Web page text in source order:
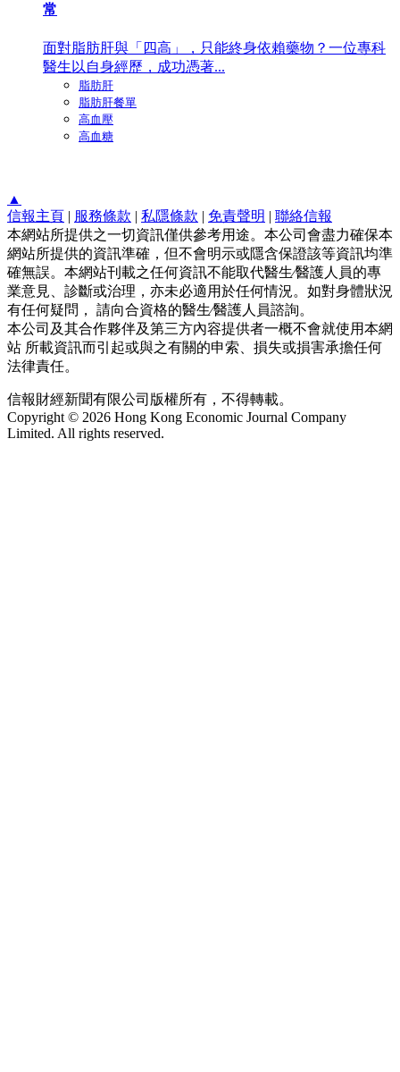
常
面對脂肪肝與「四高」，只能終身依賴藥物？一位專科
醫生以自身經歷，成功憑著...
脂肪肝
脂肪肝餐單
高血壓
高血糖
▲
信報主頁 | 服務條款 | 私隱條款 | 免責聲明 | 聯絡信報
本網站所提供之一切資訊僅供參考用途。本公司會盡力確保本
網站所提供的資訊準確，但不會明示或隱含保證該等資訊均準
確無誤。本網站刊載之任何資訊不能取代醫生∕醫護人員的專
業意見、診斷或治理，亦未必適用於任何情況。如對身體狀況
有任何疑問， 請向合資格的醫生∕醫護人員諮詢。
本公司及其合作夥伴及第三方內容提供者一概不會就使用本網
站 所載資訊而引起或與之有關的申索、損失或損害承擔任何
法律責任。
信報財經新聞有限公司版權所有，不得轉載。
Copyright © 2026 Hong Kong Economic Journal Company
Limited. All rights reserved.